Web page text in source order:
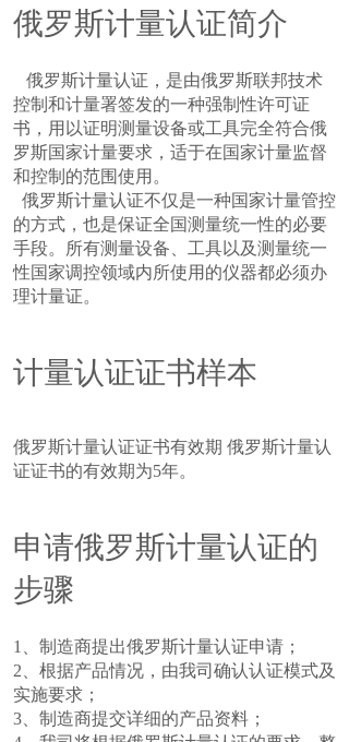
俄罗斯计量认证简介
俄罗斯计量认证，是由俄罗斯联邦技术
控制和计量署签发的一种强制性许可证
书，用以证明测量设备或工具完全符合俄
罗斯国家计量要求，适于在国家计量监督
和控制的范围使用。
俄罗斯计量认证不仅是一种国家计量管控
的方式，也是保证全国测量统一性的必要
手段。所有测量设备、工具以及测量统一
性国家调控领域内所使用的仪器都必须办
理计量证。
计量认证证书样本
俄罗斯计量认证证书有效期 俄罗斯计量认
证证书的有效期为5年。
申请俄罗斯计量认证的
步骤
1、制造商提出俄罗斯计量认证申请；
2、根据产品情况，由我司确认认证模式及
实施要求；
3、制造商提交详细的产品资料；